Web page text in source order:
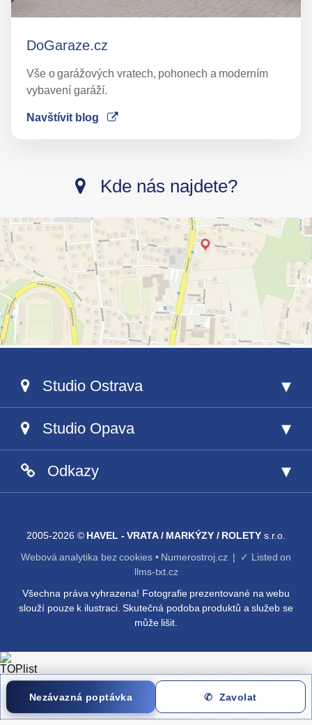
DoGaraze.cz
Vše o garážových vratech, pohonech a moderním
vybavení garáží.
Navštívit blog
Kde nás najdete?
Studio Ostrava
604 444 004
Studio Opava
603 178 277
Odkazy
2005-2026 © HAVEL - VRATA / MARKÝZY / ROLETY s.r.o.
Webová analytika bez cookies • Numerostroj.cz |
✓ Listed on
llms-txt.cz
Všechna práva vyhrazena! Fotografie prezentované na webu
slouží pouze k ilustraci. Skutečná podoba produktů a služeb se
může lišit.
Nezávazná poptávka ✆ Zavolat